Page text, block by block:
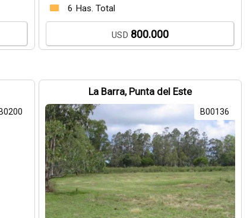
6 Has. Total
USD 800.000
B0200
La Barra, Punta del Este
B00136